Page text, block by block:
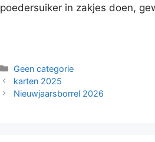
poedersuiker in zakjes doen,
Categorieën
Geen categorie
karten 2025
Nieuwjaarsborrel 2026